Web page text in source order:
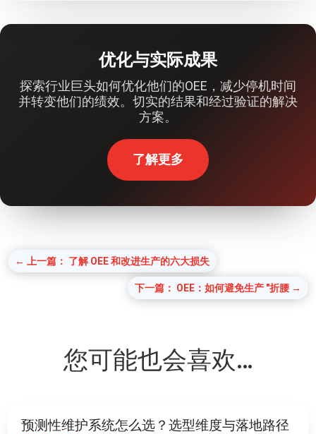
优化与实际成果
探索行业巨头如何优化他们的OEE，减少停机时间
并转变他们的绩效。切实的结果和经过验证的解决
方案。
了解更多
← 上一篇： 了解 OEE 和改进生产的六大损失
下一篇： OEE：如何避免生产 "折腰→
您可能也会喜欢…
预测性维护系统怎么选？选型维度与落地路径